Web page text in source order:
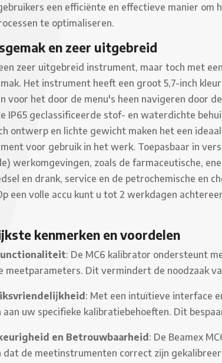
een efficiënte en effectieve manier om
te optimaliseren.
en zeer uitgebreid
zeer uitgebreid instrument, maar toch met
Het instrument heeft een groot 5,7-inch
voor het door de menu's heen navigeren door
IP65 geclassificeerde stof- en waterdichte
ontwerp en lichte gewicht maken het een ideaal
voor gebruik in het werk. Toepasbaar in
werkomgevingen, zoals de farmaceutische,
en drank, service en de petrochemische en
een volle accu kunt u tot 2 werkdagen
kenmerken en voordelen
: De MC6 kalibrator ondersteunt
meetparameters. Dit vermindert de noodzaak
: Met een intuïtieve interface
aan uw specifieke kalibratiebehoeften. Dit
en Betrouwbaarheid: De Beamex
dat de meetinstrumenten correct zijn